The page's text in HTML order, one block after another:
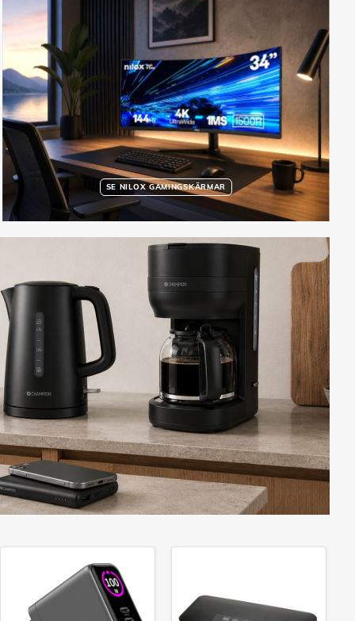
SE NILOX GAMINGSKÄRMAR